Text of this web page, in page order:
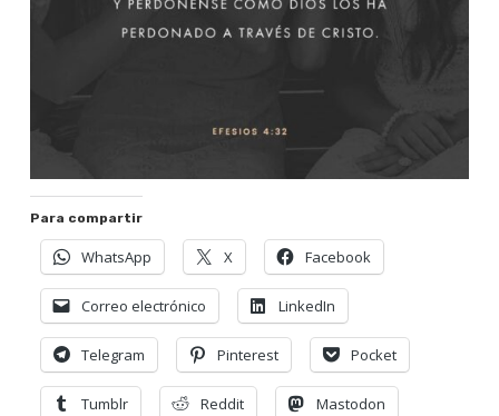
Para compartir
WhatsApp X Facebook
Correo electrónico LinkedIn
Telegram Pinterest Pocket
Tumblr Reddit Mastodon